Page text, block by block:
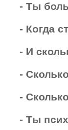
- Ты
- Когда
- И
-
-
- Ты